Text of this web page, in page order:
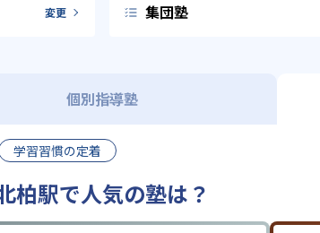
変更 集団塾
個別指導塾
学習習慣の定着
柏駅で人気の塾は？